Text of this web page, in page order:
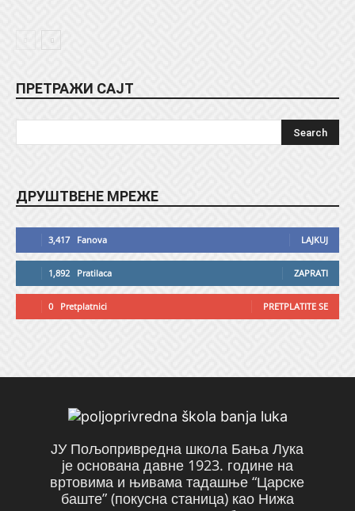
ПРЕТРАЖИ САЈТ
ДРУШТВЕНЕ МРЕЖЕ
3,417 Fanova LAJKUJ
1,892 Pratilaca ZAPRATI
0 Pretplatnici PRETPLATITE SE
ЈУ Пољопривредна школа Бања Лука
је основана давне 1923. године на
вртовима и њивама тадашње “Царске
баште” (покусна станица) као Нижа